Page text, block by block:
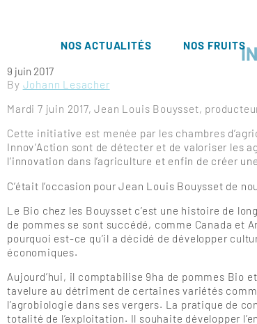
NOS ACTUALITÉS NOS FRUITS
9 juin 2017
By Johann Lesacher
Mardi 7 juin 2017, Jean Louis Bouysset,
Cette initiative est menée par les chambres
Innov’Action sont de détecter et de valoriser les
l’innovation dans l’agriculture et enfin de créer
C’était l’occasion pour Jean Louis Bouysset de
Le Bio chez les Bouysset c’est une histoire de
de pommes se sont succédé, comme Canada et
pourquoi est-ce qu’il a décidé de développer
économiques.
Aujourd’hui, il comptabilise 9ha de pommes Bio
tavelure au détriment de certaines variétés
l’agrobiologie dans ses vergers. La pratique de
totalité de l’exploitation. Il souhaite développer